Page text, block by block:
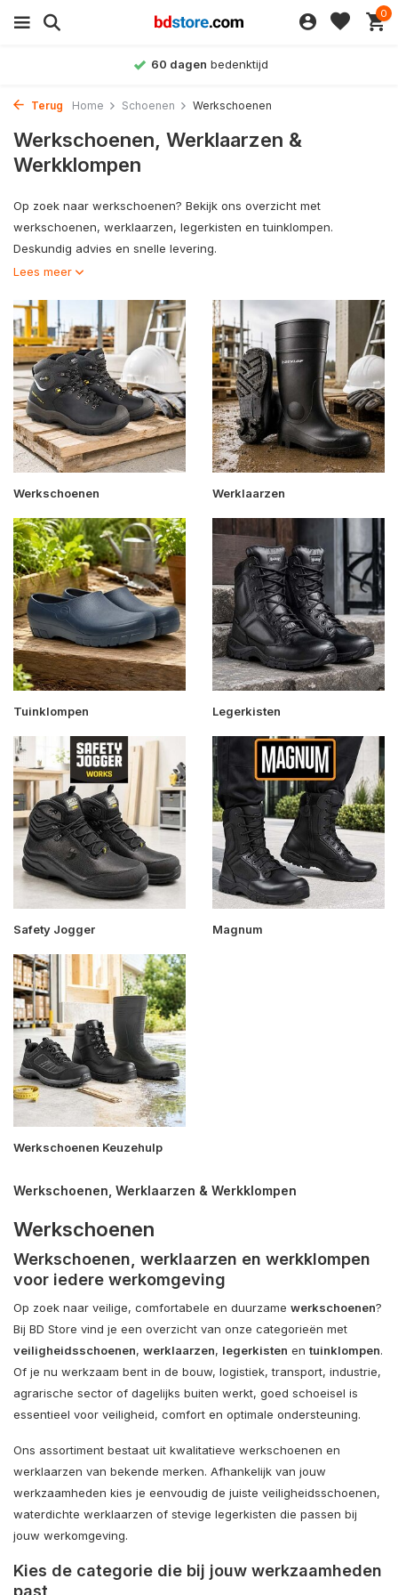
0
60 dagen bedenktijd
Terug Home Schoenen Werkschoenen
Werkschoenen, Werklaarzen &
Werkklompen
Op zoek naar werkschoenen? Bekijk ons overzicht met
werkschoenen, werklaarzen, legerkisten en tuinklompen.
Deskundig advies en snelle levering.
Lees meer
Werkschoenen Werklaarzen
Tuinklompen Legerkisten
Safety Jogger Magnum
Werkschoenen Keuzehulp
Werkschoenen, Werklaarzen & Werkklompen
Werkschoenen
Werkschoenen, werklaarzen en werkklompen
voor iedere werkomgeving
Op zoek naar veilige, comfortabele en duurzame werkschoenen?
Bij BD Store vind je een overzicht van onze categorieën met
veiligheidsschoenen, werklaarzen, legerkisten en tuinklompen.
Of je nu werkzaam bent in de bouw, logistiek, transport, industrie,
agrarische sector of dagelijks buiten werkt, goed schoeisel is
essentieel voor veiligheid, comfort en optimale ondersteuning.
Ons assortiment bestaat uit kwalitatieve werkschoenen en
werklaarzen van bekende merken. Afhankelijk van jouw
werkzaamheden kies je eenvoudig de juiste veiligheidsschoenen,
waterdichte werklaarzen of stevige legerkisten die passen bij
jouw werkomgeving.
Kies de categorie die bij jouw werkzaamheden
past